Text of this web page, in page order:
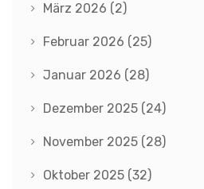
März 2026 (2)
Februar 2026 (25)
Januar 2026 (28)
Dezember 2025 (24)
November 2025 (28)
Oktober 2025 (32)